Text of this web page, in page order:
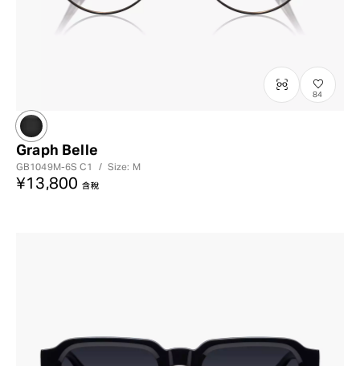
84
Graph Belle
GB1049M-6SC1 / Size: M
¥13,800 含稅